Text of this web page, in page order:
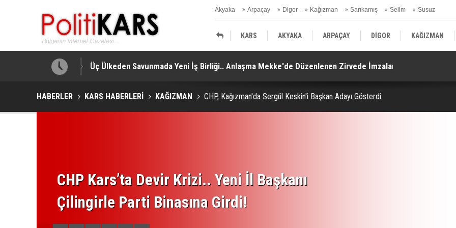
Akyaka Arpaçay Digor Kağızman Sarıkamış Selim Susuz
Kars Gündem
KARS AKYAKA ARPAÇAY DİGOR KAĞIZMAN
SELİM SUSUZ KARS GÜNDEM
Üç Ülkeden Savunmada Yeni İş Birliği.. Anlaşma Mekke'de Düzenlenen Zirvede İmzalandı!
HABERLER KARS HABERLERİ KAĞIZMAN CHP, Kağızman'da Sergül Keskin'i Başkan Adayı Gösterdi
CHP Kars’ta Devir Krizi.. Yeni İl Başkanı
Çilingirle Parti Binasına Girdi!